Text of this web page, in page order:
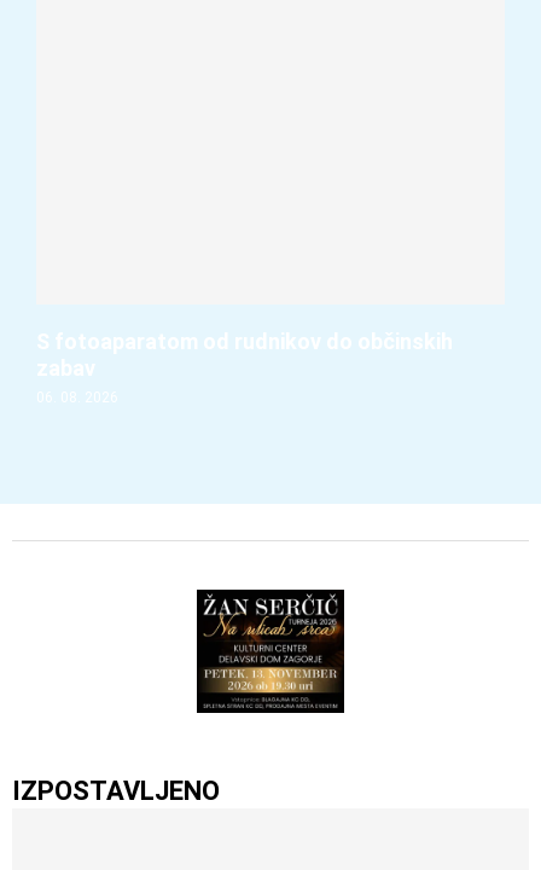
S fotoaparatom od rudnikov do občinskih
zabav
06. 08. 2026
IZPOSTAVLJENO